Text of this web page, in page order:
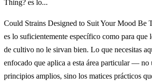
Thing? es lo...
Could Strains Designed to Suit Your Mood Be
es lo suficientemente específico como para que
de cultivo no le sirvan bien. Lo que necesitas
enfocado que aplica a esta área particular — no
principios amplios, sino los matices prácticos